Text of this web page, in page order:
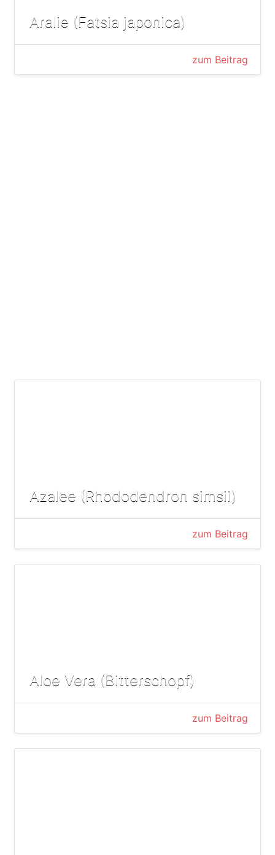
Aralie (Fatsia japonica)
zum Beitrag
Azalee (Rhododendron simsii)
zum Beitrag
Aloe Vera (Bitterschopf)
zum Beitrag